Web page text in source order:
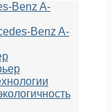
Benz A-
Benz A-